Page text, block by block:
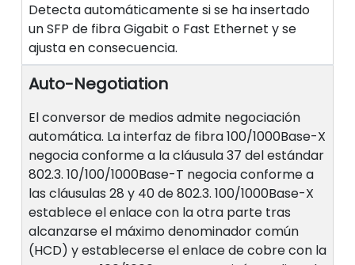
Detecta automáticamente si se ha insertado
un SFP de fibra Gigabit o Fast Ethernet y se
ajusta en consecuencia.
Auto-Negotiation
El conversor de medios admite negociación
automática. La interfaz de fibra 100/1000Base-X
negocia conforme a la cláusula 37 del estándar
802.3. 10/100/1000Base-T negocia conforme a
las cláusulas 28 y 40 de 802.3. 100/1000Base-X
establece el enlace con la otra parte tras
alcanzarse el máximo denominador común
(HCD) y establecerse el enlace de cobre con la